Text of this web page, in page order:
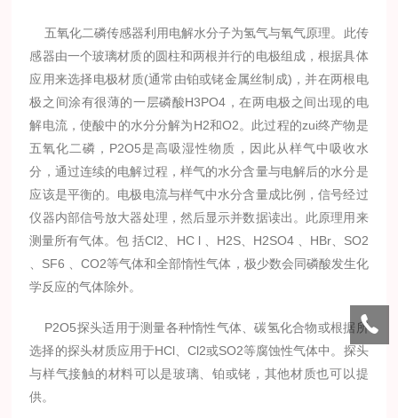
五氧化二磷传感器利用电解水分子为氢气与氧气原理。此传
感器由一个玻璃材质的圆柱和两根并行的电极组成，根据具体
应用来选择电极材质(通常由铂或铑金属丝制成)，并在两根电
极之间涂有很薄的一层磷酸H3PO4，在两电极之间出现的电
解电流，使酸中的水分分解为H2和O2。此过程的zui终产物是
五氧化二磷，P2O5是高吸湿性物质，因此从样气中吸收水
分，通过连续的电解过程，样气的水分含量与电解后的水分是
应该是平衡的。电极电流与样气中水分含量成比例，信号经过
仪器内部信号放大器处理，然后显示并数据读出。此原理用来
测量所有气体。包 括Cl2、HC l 、H2S、H2SO4 、HBr、SO2
、SF6 、CO2等气体和全部惰性气体，极少数会同磷酸发生化
学反应的气体除外。
P2O5探头适用于测量各种惰性气体、碳氢化合物或根据所
选择的探头材质应用于HCl、Cl2或SO2等腐蚀性气体中。探头
与样气接触的材料可以是玻璃、铂或铑，其他材质也可以提
供。